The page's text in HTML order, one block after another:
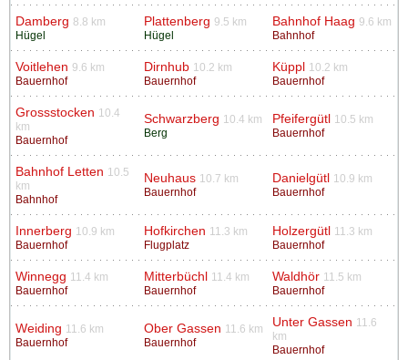
Damberg 8.8 km
Hügel
Plattenberg 9.5 km
Hügel
Bahnhof Haag 9.6 km
Bahnhof
Voitlehen 9.6 km
Bauernhof
Dirnhub 10.2 km
Bauernhof
Küppl
10.2 km
Bauernhof
Grossstocken 10.4
km
Bauernhof
Schwarzberg 10.4 km
Berg
Pfeifergütl
10.5 km
Bauernhof
Bahnhof Letten 10.5
km
Bahnhof
Neuhaus 10.7 km
Bauernhof
Danielgütl
10.9 km
Bauernhof
Innerberg 10.9 km
Bauernhof
Hofkirchen 11.3 km
Flugplatz
Holzergütl
11.3 km
Bauernhof
Winnegg 11.4 km
Bauernhof
Mitterbüchl
11.4 km
Bauernhof
Waldhör 11.5 km
Bauernhof
Weiding 11.6 km
Bauernhof
Ober Gassen 11.6 km
Bauernhof
Unter Gassen 11.6
km
Bauernhof